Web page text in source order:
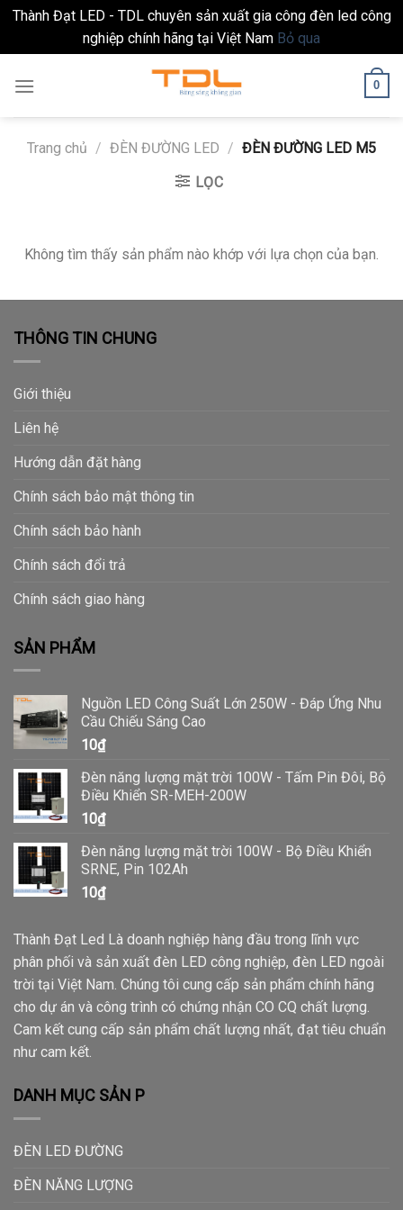
Thành Đạt LED - TDL chuyên sản xuất gia công đèn led công
nghiệp chính hãng tại Việt Nam Bỏ qua
0
Trang chủ / ĐÈN ĐƯỜNG LED / ĐÈN ĐƯỜNG LED M5
LỌC
Không tìm thấy sản phẩm nào khớp với lựa chọn của bạn.
THÔNG TIN CHUNG
Giới thiệu
Liên hệ
Hướng dẫn đặt hàng
Chính sách bảo mật thông tin
Chính sách bảo hành
Chính sách đổi trả
Chính sách giao hàng
SẢN PHẨM
Nguồn LED Công Suất Lớn 250W - Đáp Ứng Nhu
Cầu Chiếu Sáng Cao
10₫
Đèn năng lượng mặt trời 100W - Tấm Pin Đôi, Bộ
Điều Khiển SR-MEH-200W
10₫
Đèn năng lượng mặt trời 100W - Bộ Điều Khiển
SRNE, Pin 102Ah
10₫
Thành Đạt Led Là doanh nghiệp hàng đầu trong lĩnh vực
phân phối và sản xuất đèn LED công nghiệp, đèn LED ngoài
trời tại Việt Nam. Chúng tôi cung cấp sản phẩm chính hãng
cho dự án và công trình có chứng nhận CO CQ chất lượng.
Cam kết cung cấp sản phẩm chất lượng nhất, đạt tiêu chuẩn
như cam kết.
DANH MỤC SẢN P
ĐÈN LED ĐƯỜNG
ĐÈN NĂNG LƯỢNG